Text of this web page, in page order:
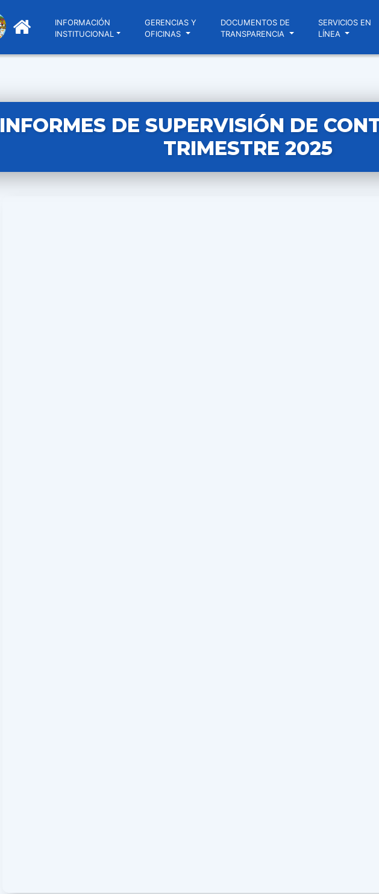
INFORMACIÓN
INSTITUCIONAL
GERENCIAS Y
OFICINAS
DOCUMENTOS DE
TRANSPARENCIA
SERVICIOS EN
LÍNEA
INFORMES DE SUPERVISIÓN DE
TRIMESTRE 2025